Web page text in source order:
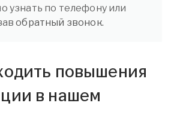
узнать по телефону или
обратный звонок.
повышения
в нашем